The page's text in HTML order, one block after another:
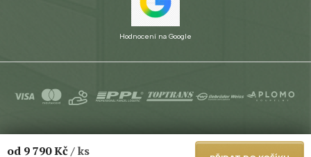
Hodnocení na Google
. Všechna práva vyhrazena.Upravit
od 9 790 Kč/ ks